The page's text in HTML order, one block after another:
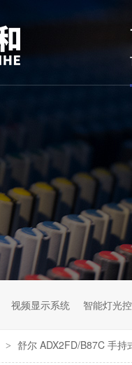
视频显示系统 智能灯光
> 舒尔 ADX2FD/B87C 手持